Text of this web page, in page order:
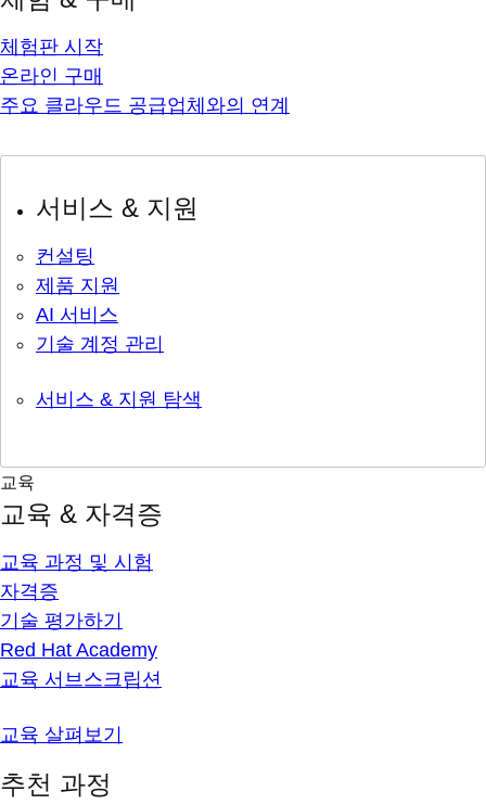
체험판 시작
온라인 구매
주요 클라우드 공급업체와의 연계
서비스 & 지원
컨설팅
제품 지원
AI 서비스
기술 계정 관리
서비스 & 지원 탐색
교육
교육 & 자격증
교육 과정 및 시험
자격증
기술 평가하기
Red Hat Academy
교육 서브스크립션
교육 살펴보기
추천 과정